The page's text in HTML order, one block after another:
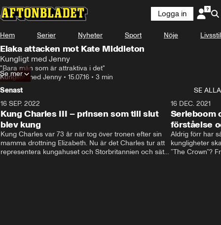
Logga in
Hem Serier Nyheter Sport Nöje Livsstil
Elaka attacken mot Kate Middleton
Kungligt med Jenny
"Bara män som är attraktiva i det"
Kungligt med Jenny • 15.07.16 • 3 min
Se mer
Senast
SE ALLA
16 SEP. 2022
Kung Charles III – prinsen som till slut
blev kung
Kung Charles var 73 år när tog över tronen efter sin
mamma drottning Elizabeth. Nu är det Charles tur att
representera kungahuset och Storbritannien och sätta
16 DEC. 2021
Serieboom
förståelse
Aldrig förr har
kungligheter
”The Crown”?